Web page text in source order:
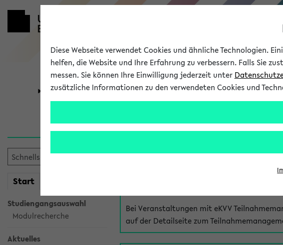
Universität Forschung Studium
Start
Studiengangsauswahl
Modulrecherche
Aktuelles
Hilfe & Kontakt
Bei Veranstaltungen mit eKVV
auf der Detailseite zum
Diese Webseite verwendet Cookies und ähnliche Technologien.
helfen, die Website und Ihre Erfahrung zu verbessern. Falls Sie
messen. Sie können Ihre Einwilligung jederzeit unter
zusätzliche Informationen zu den verwendeten Cookies und